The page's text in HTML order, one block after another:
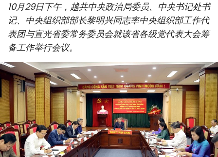
社会
环保
体育
国际
旅游
友谊桥梁
10月29日下午，越共中央政治局委员、中央书记处书
记、中央组织部部长黎明兴同志率中央组织部工作代
表团与宣光省委常务委员会就该省各级党代表大会筹
备工作举行会议。